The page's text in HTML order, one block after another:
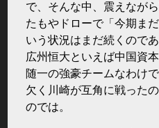
で、そんな中、震えなが
たもやドローで「今期ま
いう状況はまだ続くので
広州恒大といえば中国資
随一の強豪チームなわけ
欠く川崎が互角に戦った
のでは。